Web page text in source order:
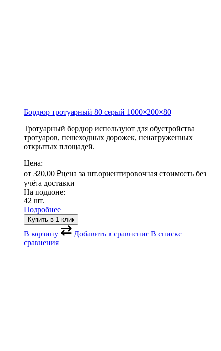
Бордюр тротуарный 80 серый 1000×200×80
Тротуарный бордюр используют для обустройства
тротуаров, пешеходных дорожек, ненагруженных
открытых площадей.
Цена:
от 320,00 ₽цена за шт.ориентировочная стоимость без
учёта доставки
На поддоне:
42 шт.
Подробнее
Купить в 1 клик
В корзину Добавить в сравнение В списке
сравнения